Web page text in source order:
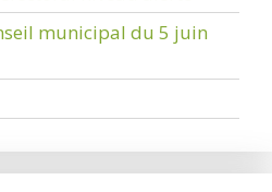
municipal du 5 juin